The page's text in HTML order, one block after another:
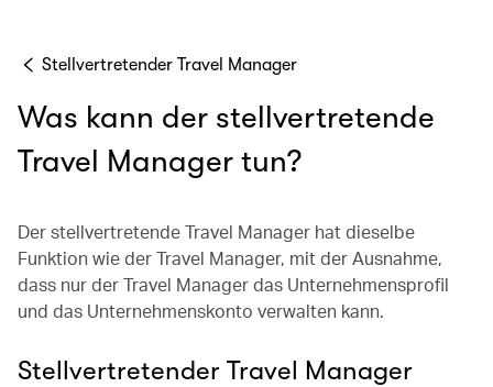
Stellvertretender Travel Manager
Was kann der stellvertretende
Travel Manager tun?
Der stellvertretende Travel Manager hat dieselbe
Funktion wie der Travel Manager, mit der Ausnahme,
dass nur der Travel Manager das Unternehmensprofil
und das Unternehmenskonto verwalten kann.
Stellvertretender Travel Manager